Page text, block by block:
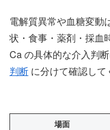
電解質異常や血糖変動
状・食事・薬剤・採血
Ca の具体的な介入判
判断 に分けて確認して
場面